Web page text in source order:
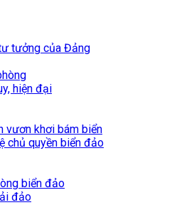
tưởng của Đảng
hiện đại
vươn khơi bám biển
chủ quyền biển đảo
biển đảo
đảo